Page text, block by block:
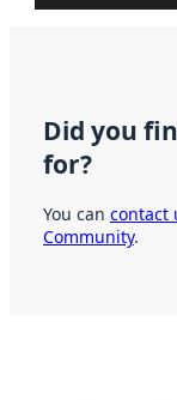
Did you
for?
You can contact
Community.